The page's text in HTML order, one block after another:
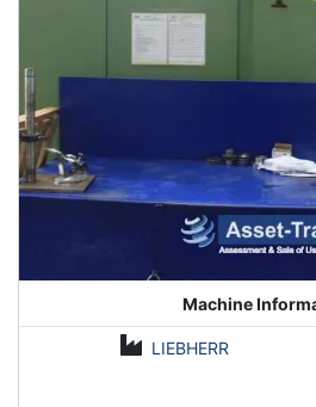
Machine
LIEBHERR